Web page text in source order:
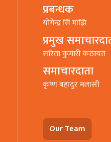
प्रबन्धक
याेगेन्द्र सिं माझि
प्रमुख
सरिता कुमारी कठायत
समाचारदाता
कृष्ण बहादुर मलासी
Our Team